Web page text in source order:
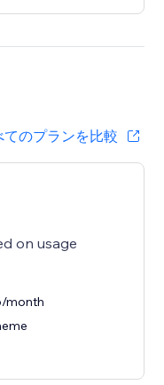
てのプランを比較
on usage
month